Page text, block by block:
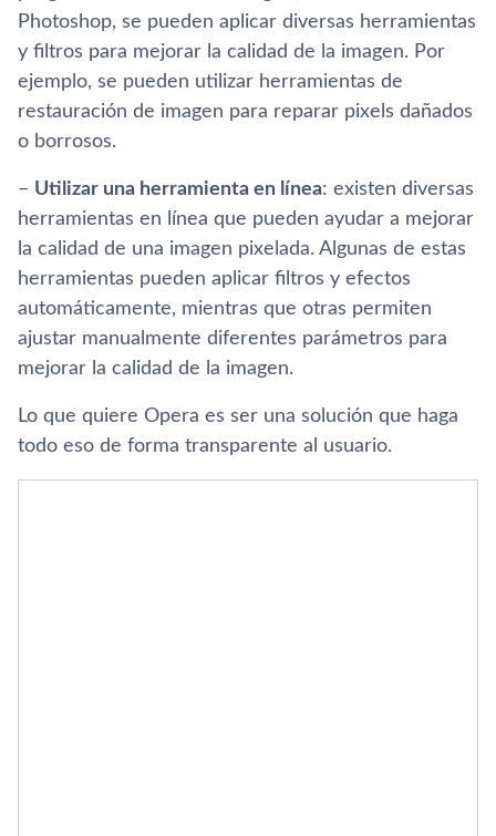
Photoshop, se pueden aplicar diversas herramientas
y filtros para mejorar la calidad de la imagen. Por
ejemplo, se pueden utilizar herramientas de
restauración de imagen para reparar pixels dañados
o borrosos.
– Utilizar una herramienta en línea: existen diversas
herramientas en línea que pueden ayudar a mejorar
la calidad de una imagen pixelada. Algunas de estas
herramientas pueden aplicar filtros y efectos
automáticamente, mientras que otras permiten
ajustar manualmente diferentes parámetros para
mejorar la calidad de la imagen.
Lo que quiere Opera es ser una solución que haga
todo eso de forma transparente al usuario.